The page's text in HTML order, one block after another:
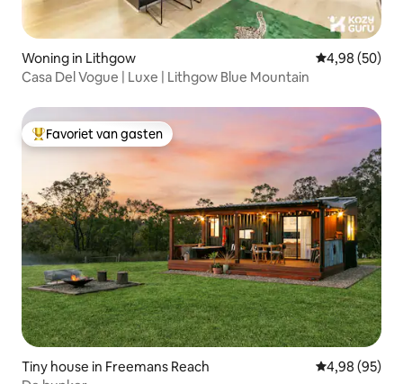
Woning in Lithgow Gemiddelde
4,98 (50)
Casa Del Vogue | Luxe | Lithgow Blue Mountain
Topfavoriet van gasten
Favoriet van gasten
Tiny house in Freemans Reach Gemiddelde
4,98 (95)